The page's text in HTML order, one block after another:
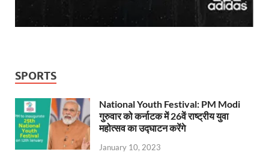
SPORTS
National Youth Festival: PM Modi
गुरुवार को कर्नाटक में 26वें राष्ट्रीय युवा
महोत्सव का उद्घाटन करेंगे
January 10, 2023